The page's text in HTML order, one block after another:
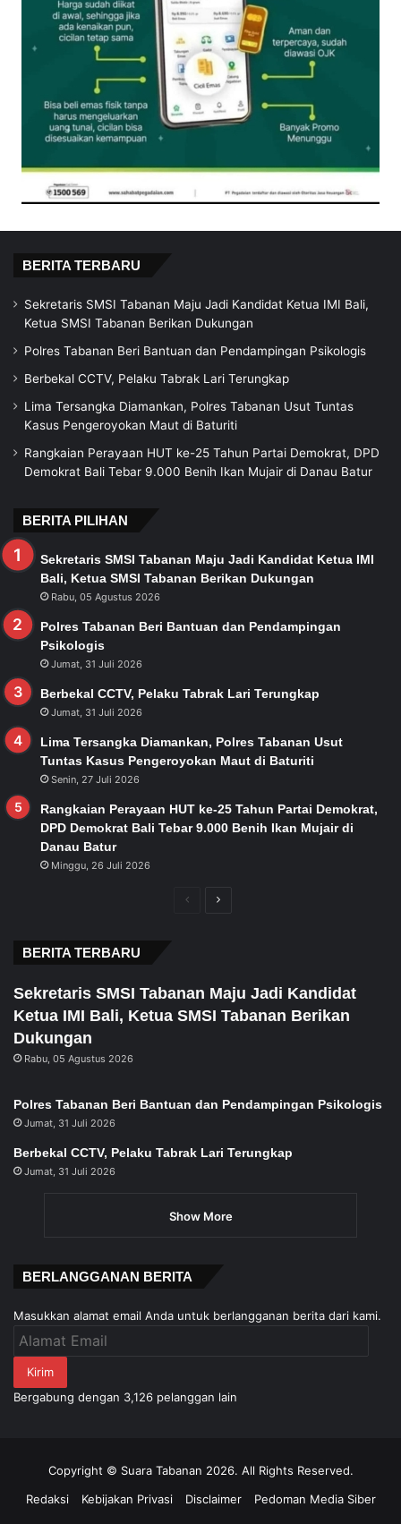
BERITA TERBARU
Sekretaris SMSI Tabanan Maju Jadi Kandidat Ketua IMI Bali,
Ketua SMSI Tabanan Berikan Dukungan
Polres Tabanan Beri Bantuan dan Pendampingan Psikologis
Berbekal CCTV, Pelaku Tabrak Lari Terungkap
Lima Tersangka Diamankan, Polres Tabanan Usut Tuntas
Kasus Pengeroyokan Maut di Baturiti
Rangkaian Perayaan HUT ke-25 Tahun Partai Demokrat, DPD
Demokrat Bali Tebar 9.000 Benih Ikan Mujair di Danau Batur
BERITA PILIHAN
Sekretaris SMSI Tabanan Maju Jadi Kandidat Ketua IMI
Bali, Ketua SMSI Tabanan Berikan Dukungan
Rabu, 05 Agustus 2026
Polres Tabanan Beri Bantuan dan Pendampingan
Psikologis
Jumat, 31 Juli 2026
Berbekal CCTV, Pelaku Tabrak Lari Terungkap
Jumat, 31 Juli 2026
Lima Tersangka Diamankan, Polres Tabanan Usut
Tuntas Kasus Pengeroyokan Maut di Baturiti
Senin, 27 Juli 2026
Rangkaian Perayaan HUT ke-25 Tahun Partai Demokrat,
DPD Demokrat Bali Tebar 9.000 Benih Ikan Mujair di
Danau Batur
Minggu, 26 Juli 2026
PreviousNext
BERITA TERBARU
Sekretaris SMSI Tabanan Maju Jadi Kandidat
Ketua IMI Bali, Ketua SMSI Tabanan Berikan
Dukungan
Rabu, 05 Agustus 2026
Polres Tabanan Beri Bantuan dan Pendampingan Psikologis
Jumat, 31 Juli 2026
Berbekal CCTV, Pelaku Tabrak Lari Terungkap
Jumat, 31 Juli 2026
Show More
BERLANGGANAN BERITA
Masukkan alamat email Anda untuk berlangganan berita dari kami.
Alamat
Kirim
Bergabung dengan 3,126 pelanggan lain
Copyright © Suara Tabanan 2026. All Rights Reserved.
Redaksi
Kebijakan Privasi Disclaimer Pedoman Media Siber